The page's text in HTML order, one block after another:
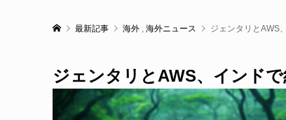
最新記事 海外 , 海外ニュース ジェンタリとAWS
ジェンタリとAWS、インド